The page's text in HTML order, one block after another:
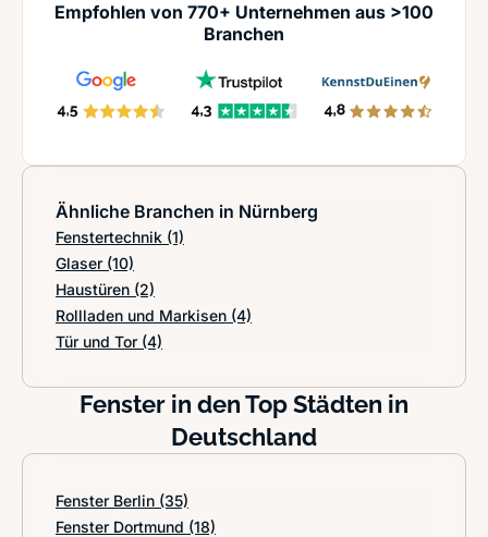
Empfohlen von 770+ Unternehmen aus >100
Branchen
Ähnliche Branchen in Nürnberg
Fenstertechnik (1)
Glaser (10)
Haustüren (2)
Rollladen und Markisen (4)
Tür und Tor (4)
Fenster in den Top Städten in
Deutschland
Fenster Berlin (35)
Fenster Dortmund (18)